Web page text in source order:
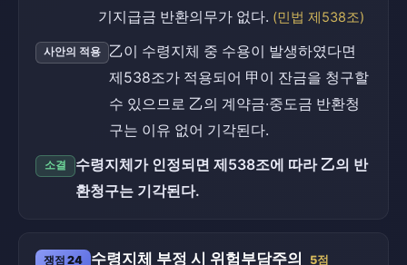
기지급금 반환의무가 없다. (민법 제538조)
사안의 적용
乙이 수령지체 중 수용이 발생하였다면
제538조가 적용되어 甲이 잔금을 청구할
수 있으므로 乙의 계약금·중도금 반환청
구는 이유 없어 기각된다.
소결
수령지체가 인정되면 제538조에 따라 乙의 반
환청구는 기각된다.
쟁점 24 수령지체 부정 시 위험부담주의 5점